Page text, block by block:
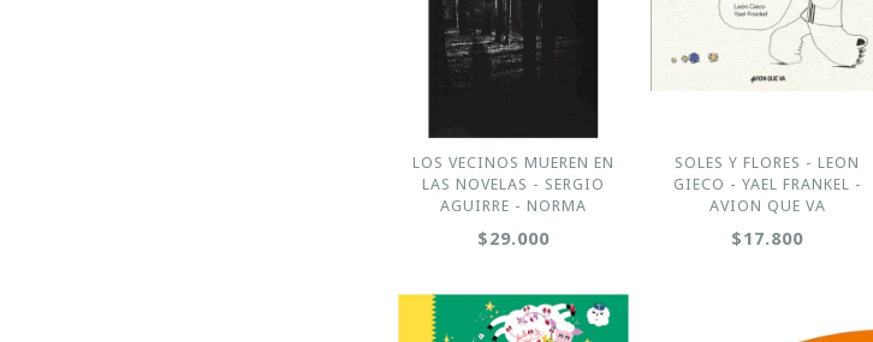
LOS VECINOS MUEREN EN
LAS NOVELAS - SERGIO
AGUIRRE - NORMA
$29.000
SOLES Y FLORES - LEON
GIECO - YAEL FRANKEL -
AVION QUE VA
$17.800